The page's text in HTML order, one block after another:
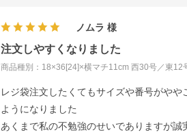
注文しやすくなりました
商品種別：18×36[24]×横マチ11cm 西30号／東12
ノムラ
レジ袋注文したくてもサイズや番号がや
ようになりました
あくまで私の不勉強のせいでありますが